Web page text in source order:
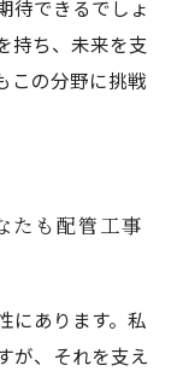
待できるでしょ
持ち、未来を支
この分野に挑戦
たも配管工事
にあります。私
が、それを支え